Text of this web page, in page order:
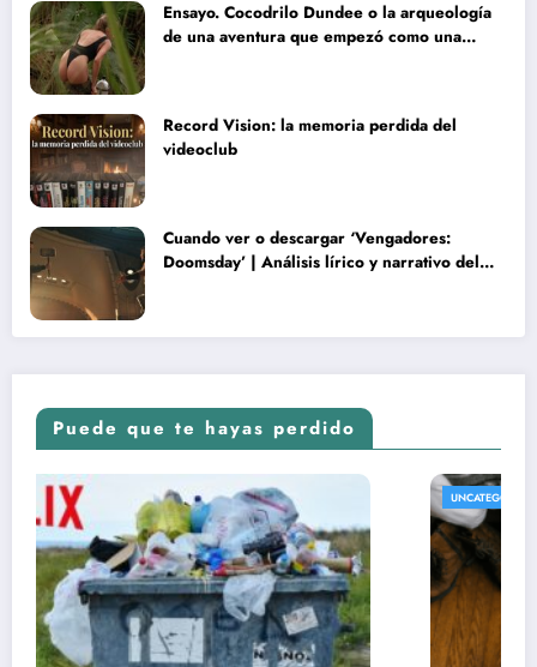
Ensayo. Cocodrilo Dundee o la arqueología
de una aventura que empezó como una
Record Vision: la memoria perdida del
videoclub
Cuando ver o descargar ‘Vengadores:
Doomsday’ | Análisis lírico y narrativo del
Puede que te hayas perdido
UNCATEGORIZED